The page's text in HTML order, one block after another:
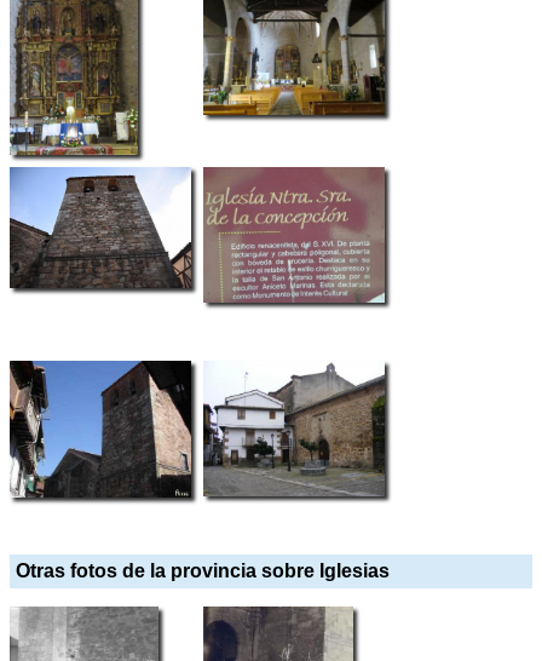
Otras fotos de la provincia sobre Iglesias